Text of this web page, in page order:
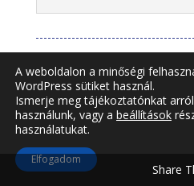
12.B osztály
A weboldalon a minőségi
WordPress sütiket használ.
Ismerje meg tájékoztatónkat
használunk, vagy a beállítások
használatukat.
Elfogadom
Share